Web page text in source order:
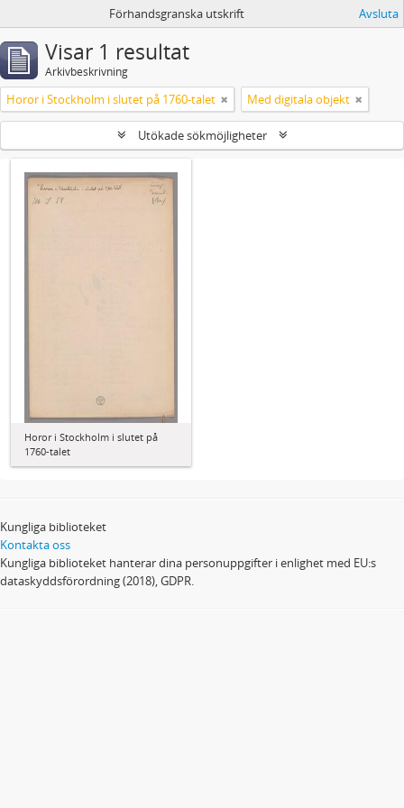
Förhandsgranska utskrift Avsluta
Visar 1 resultat
Arkivbeskrivning
Horor i Stockholm i slutet på 1760-talet Med digitala objekt
Utökade sökmöjligheter
Horor i Stockholm i slutet på
1760-talet
Kungliga biblioteket
Kontakta oss
Kungliga biblioteket hanterar dina personuppgifter i enlighet med EU:s
dataskyddsförordning (2018), GDPR.